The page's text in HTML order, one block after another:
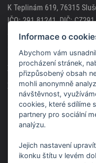
K Teplinám 619, 76315
IČO: 291 81241, DIČ:
Společnost zapsána v
soudem v Brně, spisová
Zásady použití cookies
Zásady ochrany osobních
Zaregistrujte svou e-
Informace o
Abychom vám
procházení stránek,
přizpůsobený obsah
mohli anonymně
návštěvnost,
cookies, které sdílíme
partnery pro sociální
analýzu.
Jejich nastavení
ikonku štítu v levém